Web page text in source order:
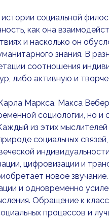
социальной
как она
и насколько он
знания. В
соотношения
либо активную и
Маркса, Макса
социологии, но и
из этих
социальных
цифровизации и
новое
и одновременно
Обращение к
процессов и